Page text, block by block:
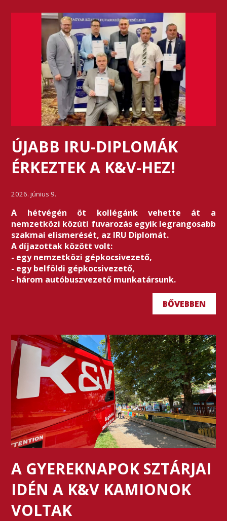
ÚJABB IRU-DIPLOMÁK
ÉRKEZTEK A K&V-HEZ!
2026. június 9.
A hétvégén öt kollégánk vehette át a
nemzetközi közúti fuvarozás egyik legrangosabb
szakmai elismerését, az IRU Diplomát.
A díjazottak között volt:
- egy nemzetközi gépkocsivezető,
- egy belföldi gépkocsivezető,
- három autóbuszvezető munkatársunk.
BŐVEBBEN
A GYEREKNAPOK SZTÁRJAI
IDÉN A K&V KAMIONOK
VOLTAK